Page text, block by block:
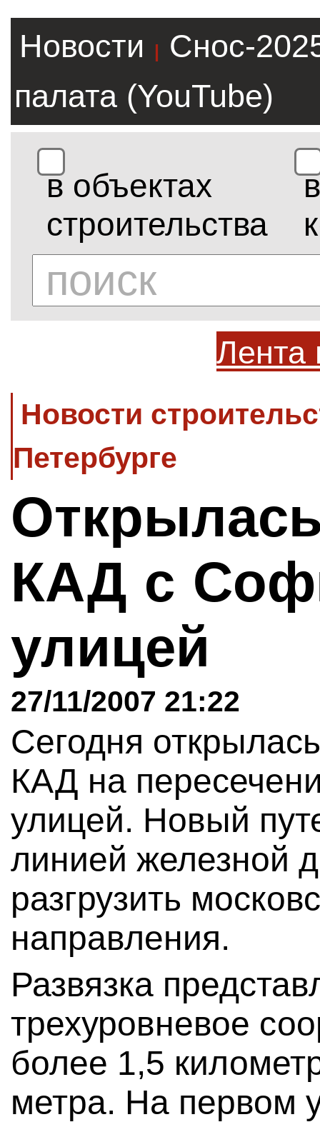
Новости |
Снос-
палата (YouTube)
в объектах
строительства
в
Лента
Новости
Петербурге
КАД с
улицей
27/11/2007 21:22
Сегодня
КАД на
улицей. Новый
линией железной
разгрузить
направления.
Развязка
трехуровневое
более 1,5
метра. На первом